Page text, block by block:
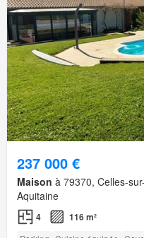
237 000 €
Maison à 79370, Celles-
Aquitaine
4 116 m²